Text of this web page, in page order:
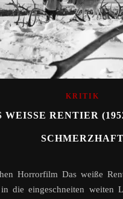
KRITIK
WEISSE RENTIER
CHMERZHAFT
die eingeschneiten weiten